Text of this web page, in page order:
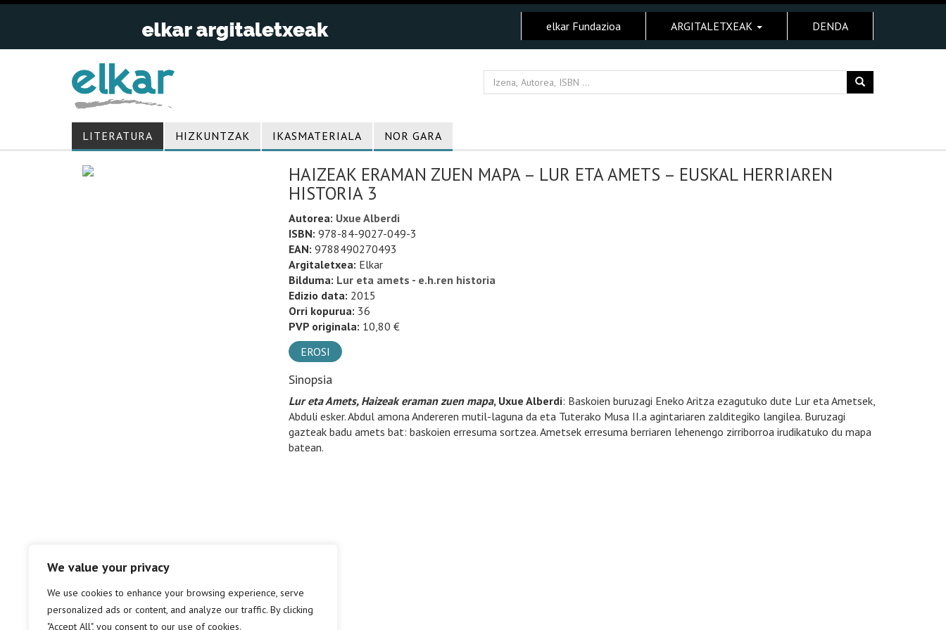
We value your privacy
We use cookies to enhance your browsing experience, serve
personalized ads or content, and analyze our traffic. By clicking
"Accept All", you consent to our use of cookies.
elkar Fundazioa ARGITALETXEAK DENDA
LITERATURA HIZKUNTZAK IKASMATERIALA NOR GARA
HAIZEAK ERAMAN ZUEN MAPA – LUR ETA AMETS – EUSKAL HERRIAREN
HISTORIA 3
Autorea: Uxue Alberdi
ISBN: 978-84-9027-049-3
EAN: 9788490270493
Argitaletxea: Elkar
Bilduma: Lur eta amets - e.h.ren historia
Edizio data: 2015
Orri kopurua: 36
PVP originala: 10,80 €
EROSI
Sinopsia
Lur eta Amets, Haizeak eraman zuen mapa, Uxue Alberdi: Baskoien buruzagi Eneko Aritza ezagutuko dute Lur eta Ametsek,
Abduli esker. Abdul amona Andereren mutil-laguna da eta Tuterako Musa II.a agintariaren zalditegiko langilea. Buruzagi
gazteak badu amets bat: baskoien erresuma sortzea. Ametsek erresuma berriaren lehenengo zirriborroa irudikatuko du mapa
batean.